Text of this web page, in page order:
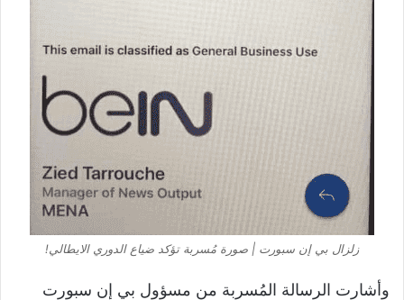
زلزال بي إن سبورت | صورة مُسربة تؤكد ضياع الدوري الايطالي!
وأشارت الرسالة المُسربة من مسؤول بي إن سبورت